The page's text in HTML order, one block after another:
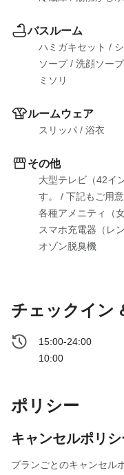
バスルーム
ハミガキセット /
ソープ / 洗顔ソープ
ミソリ
ルームウェア
スリッパ / 浴衣
その他
大型テレビ（42イ
す。
/ 下記もご用
各種アメニティ（
スマホ充電器（レン
オゾン脱臭機
チェックイン
15:00-24:00
10:00
ポリシー
キャンセルポリシ
プランごとのキャンセル